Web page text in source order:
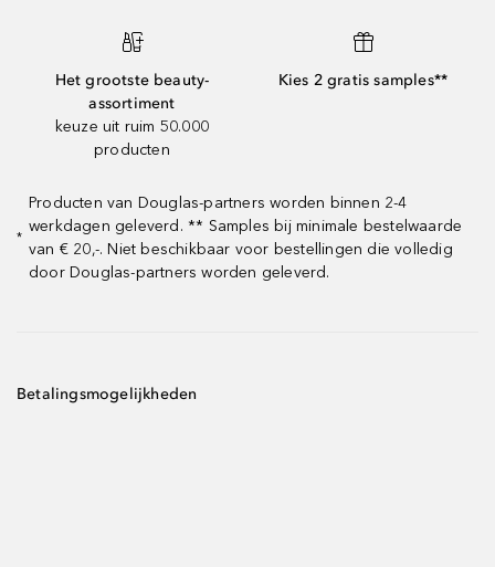
Het grootste beauty-
assortiment
keuze uit ruim 50.000
producten
Kies 2 gratis samples**
*
Producten van Douglas-partners worden binnen 2-4
werkdagen geleverd. ** Samples bij minimale bestelwaarde
van € 20,-. Niet beschikbaar voor bestellingen die volledig
door Douglas-partners worden geleverd.
Betalingsmogelijkheden